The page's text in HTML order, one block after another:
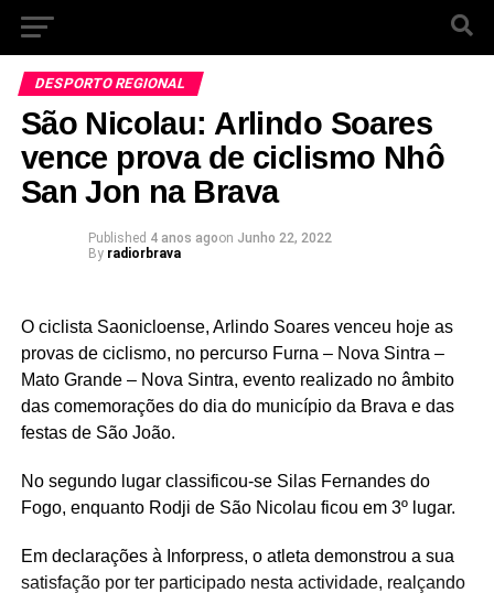
DESPORTO REGIONAL
São Nicolau: Arlindo Soares
vence prova de ciclismo Nhô
San Jon na Brava
Published 4 anos agoon Junho 22, 2022
By radiorbrava
O ciclista Saonicloense, Arlindo Soares venceu hoje as
provas de ciclismo, no percurso Furna – Nova Sintra –
Mato Grande – Nova Sintra, evento realizado no âmbito
das comemorações do dia do município da Brava e das
festas de São João.
No segundo lugar classificou-se Silas Fernandes do
Fogo, enquanto Rodji de São Nicolau ficou em 3º lugar.
Em declarações à Inforpress, o atleta demonstrou a sua
satisfação por ter participado nesta actividade, realçando